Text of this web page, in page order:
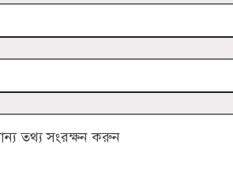
তথ্য সংরক্ষন করুন